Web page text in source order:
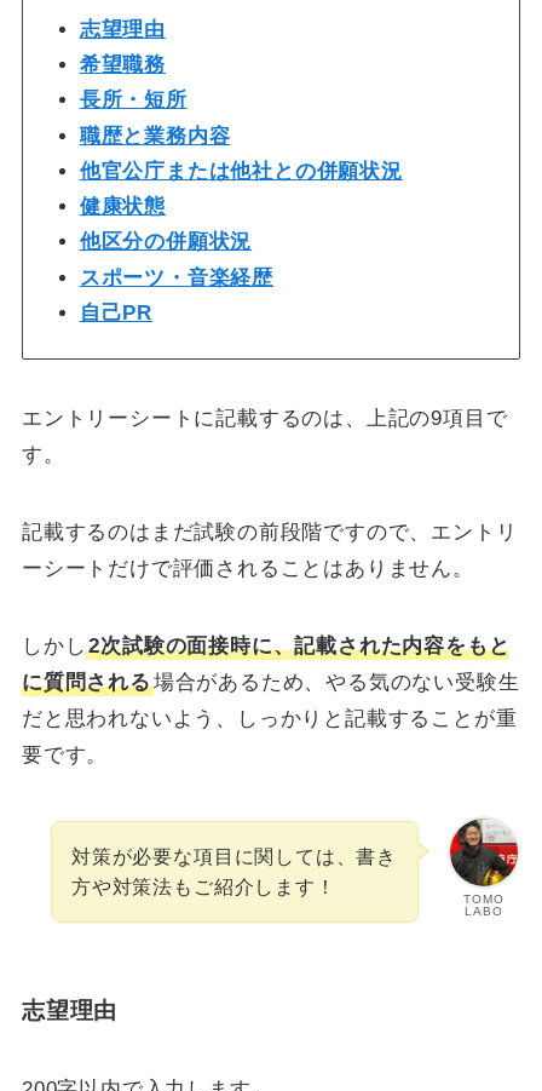
志望理由
希望職務
長所・短所
職歴と業務内容
他官公庁または他社との併願状況
健康状態
他区分の併願状況
スポーツ・音楽経歴
自己PR
エントリーシートに記載するのは、上記の9項目で
す。
記載するのはまだ試験の前段階ですので、エントリ
ーシートだけで評価されることはありません。
しかし2次試験の面接時に、記載された内容をもと
に質問される場合があるため、やる気のない受験生
だと思われないよう、しっかりと記載することが重
要です。
TOMO
LABO
対策が必要な項目に関しては、書き
方や対策法もご紹介します！
志望理由